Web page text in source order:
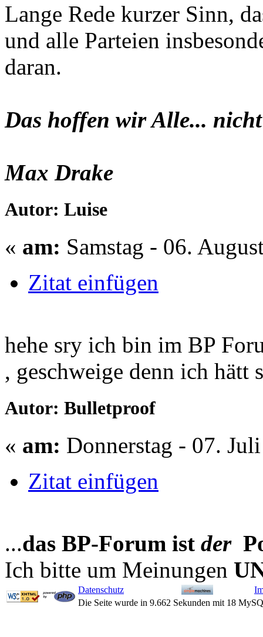
Lange Rede kurzer Sinn,
und alle Parteien
daran.
Das hoffen wir Alle...
Max Drake
Autor: Luise
« am: Samstag - 06.
Zitat einfügen
hehe sry ich bin im BP
, geschweige denn ich hätt
Autor: Bulletproof
« am: Donnerstag - 07.
Zitat einfügen
...das BP-Forum ist der
Ich bitte um Meinungen
Datenschutz
Die Seite wurde in 9.662 Sekunden mit 18